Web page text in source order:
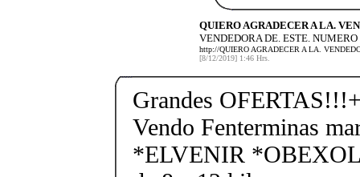
QUIERO AGRADECER A LA.
VENDEDORA DE. ESTE.
http://QUIERO AGRADECER A LA.
[8/12/2019] 1:46 Hrs.
Grandes
Vendo Fenterminas
*ELVENIR